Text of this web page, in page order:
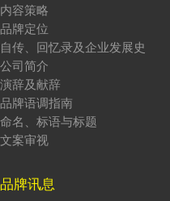
内容策略
品牌定位
自传、回忆录及企业发展史
公司简介
演辞及献辞
品牌语调指南
命名、标语与标题
文案审视
品牌讯息